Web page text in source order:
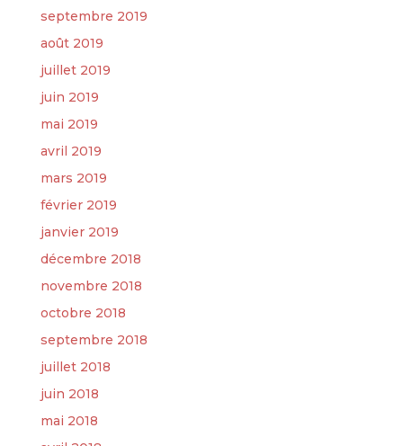
septembre 2019
août 2019
juillet 2019
juin 2019
mai 2019
avril 2019
mars 2019
février 2019
janvier 2019
décembre 2018
novembre 2018
octobre 2018
septembre 2018
juillet 2018
juin 2018
mai 2018